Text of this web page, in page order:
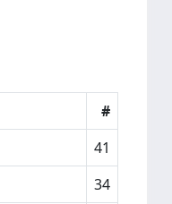
#
41
34